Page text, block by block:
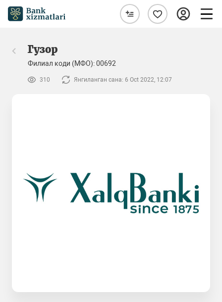
Гузор
Филиал коди (МФО): 00692
310 Янгиланган сана: 6 Oct 2022, 12:07